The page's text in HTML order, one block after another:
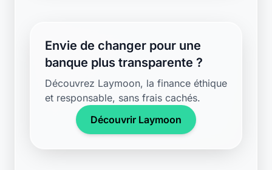
Envie de changer pour une
banque plus transparente ?
Découvrez Laymoon, la finance éthique
et responsable, sans frais cachés.
Découvrir Laymoon